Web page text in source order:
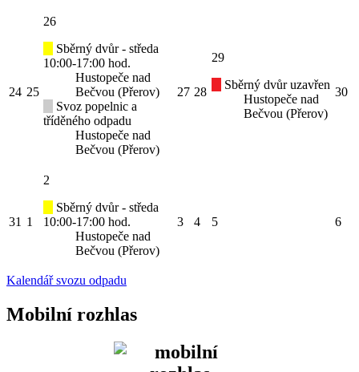
24 25
26
Sběrný dvůr - středa
10:00-17:00 hod.
Hustopeče nad
Bečvou (Přerov)
Svoz popelnic a
tříděného odpadu
Hustopeče nad
Bečvou (Přerov)
27 28
29
Sběrný dvůr uzavřen
Hustopeče nad
Bečvou (Přerov)
30
31 1
2
Sběrný dvůr - středa
10:00-17:00 hod.
Hustopeče nad
Bečvou (Přerov)
3 4 5 6
Kalendář svozu odpadu
Mobilní rozhlas